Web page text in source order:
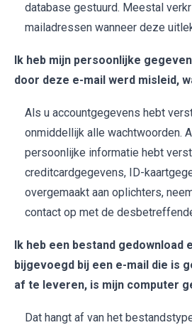
database gestuurd. Meestal
mailadressen wanneer deze
Ik heb mijn persoonlijke
door deze e-mail werd misleid,
Als u accountgegevens hebt
onmiddellijk alle wachtwoorden.
persoonlijke informatie hebt
creditcardgegevens, ID-
overgemaakt aan oplichters,
contact op met de
Ik heb een bestand gedownload
bijgevoegd bij een e-mail die is
af te leveren, is mijn computer
Dat hangt af van het